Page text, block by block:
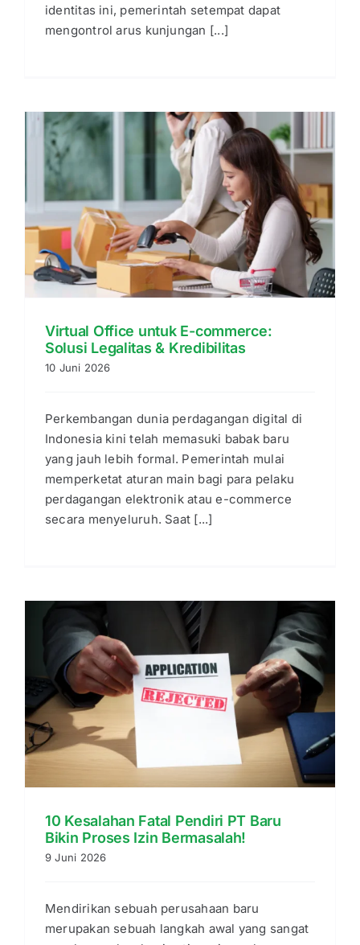
identitas ini, pemerintah setempat dapat
mengontrol arus kunjungan [...]
Virtual Office untuk E-commerce:
Solusi Legalitas & Kredibilitas
10 Juni 2026
Perkembangan dunia perdagangan digital di
Indonesia kini telah memasuki babak baru
yang jauh lebih formal. Pemerintah mulai
memperketat aturan main bagi para pelaku
perdagangan elektronik atau e-commerce
secara menyeluruh. Saat [...]
10 Kesalahan Fatal Pendiri PT Baru
Bikin Proses Izin Bermasalah!
9 Juni 2026
Mendirikan sebuah perusahaan baru
merupakan sebuah langkah awal yang sangat